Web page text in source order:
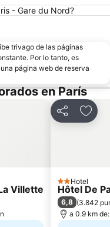
de la Madeleine
de París-Orly
X: Entrepôt
Metro Station
XVI: Passy
- Gare du Nord?
trivago de las páginas
Por lo tanto, es
página web de reserva
en París
Villette
Compartir
2 Estrellas
Hotel
Hôtel De
6,8 (3.842
a 0.9 km